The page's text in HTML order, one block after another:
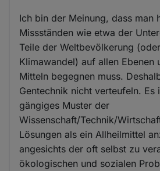
Ich bin der Meinung, dass man
Missständen wie etwa der
Teile der Weltbevölkerung
Klimawandel) auf allen Ebenen
Mitteln begegnen muss.
Gentechnik nicht verteufeln. Es
gängiges Muster der
Wissenschaft/Technik/
Lösungen als ein Allheilmittel
angesichts der oft selbst zu
ökologischen und sozialen